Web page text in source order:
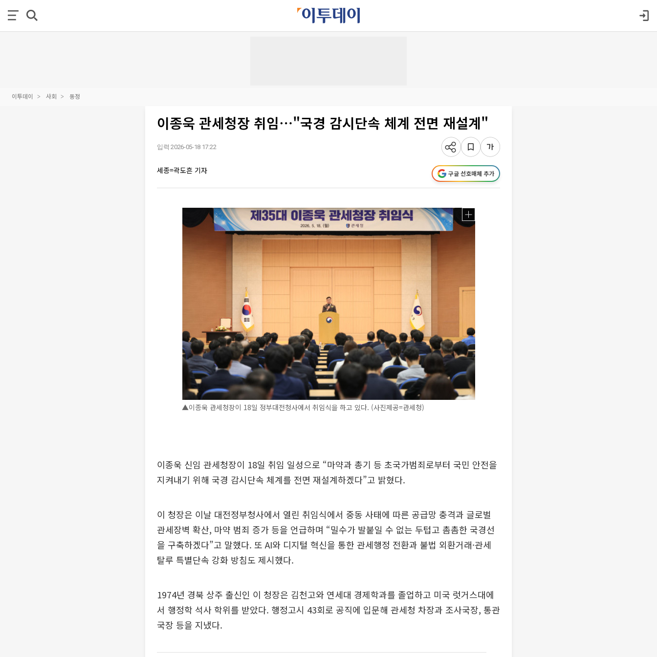
이투데이 사회 동정
이종욱 관세청장 취임⋯"국경 감시단속 체계 전면 재설계"
입력 2026-05-18 17:22
세종=곽도흔 기자 구글 선호매체 추가
▲이종욱 관세청장이 18일 정부대전청사에서 취임식을 하고 있다. (사진제공=관세청)
이종욱 신임 관세청장이 18일 취임 일성으로 “마약과 총기 등 초국가범죄로부터 국민 안전을
지켜내기 위해 국경 감시단속 체계를 전면 재설계하겠다”고 밝혔다.
이 청장은 이날 대전정부청사에서 열린 취임식에서 중동 사태에 따른 공급망 충격과 글로벌
관세장벽 확산, 마약 범죄 증가 등을 언급하며 “밀수가 발붙일 수 없는 두텁고 촘촘한 국경선
을 구축하겠다”고 말했다. 또 AI와 디지털 혁신을 통한 관세행정 전환과 불법 외환거래·관세
탈루 특별단속 강화 방침도 제시했다.
1974년 경북 상주 출신인 이 청장은 김천고와 연세대 경제학과를 졸업하고 미국 럿거스대에
서 행정학 석사 학위를 받았다. 행정고시 43회로 공직에 입문해 관세청 차장과 조사국장, 통관
국장 등을 지냈다.